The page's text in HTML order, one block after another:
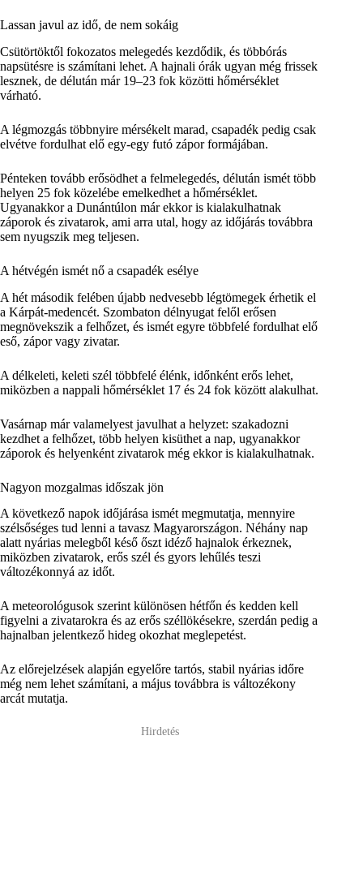
Lassan javul az idő, de nem sokáig
Csütörtöktől fokozatos melegedés kezdődik, és többórás
napsütésre is számítani lehet. A hajnali órák ugyan még frissek
lesznek, de délután már 19–23 fok közötti hőmérséklet
várható.
A légmozgás többnyire mérsékelt marad, csapadék pedig csak
elvétve fordulhat elő egy-egy futó zápor formájában.
Pénteken tovább erősödhet a felmelegedés, délután ismét több
helyen 25 fok közelébe emelkedhet a hőmérséklet.
Ugyanakkor a Dunántúlon már ekkor is kialakulhatnak
záporok és zivatarok, ami arra utal, hogy az időjárás továbbra
sem nyugszik meg teljesen.
A hétvégén ismét nő a csapadék esélye
A hét második felében újabb nedvesebb légtömegek érhetik el
a Kárpát-medencét. Szombaton délnyugat felől erősen
megnövekszik a felhőzet, és ismét egyre többfelé fordulhat elő
eső, zápor vagy zivatar.
A délkeleti, keleti szél többfelé élénk, időnként erős lehet,
miközben a nappali hőmérséklet 17 és 24 fok között alakulhat.
Vasárnap már valamelyest javulhat a helyzet: szakadozni
kezdhet a felhőzet, több helyen kisüthet a nap, ugyanakkor
záporok és helyenként zivatarok még ekkor is kialakulhatnak.
Nagyon mozgalmas időszak jön
A következő napok időjárása ismét megmutatja, mennyire
szélsőséges tud lenni a tavasz Magyarországon. Néhány nap
alatt nyárias melegből késő őszt idéző hajnalok érkeznek,
miközben zivatarok, erős szél és gyors lehűlés teszi
változékonnyá az időt.
A meteorológusok szerint különösen hétfőn és kedden kell
figyelni a zivatarokra és az erős széllökésekre, szerdán pedig a
hajnalban jelentkező hideg okozhat meglepetést.
Az előrejelzések alapján egyelőre tartós, stabil nyárias időre
még nem lehet számítani, a május továbbra is változékony
arcát mutatja.
Hirdetés